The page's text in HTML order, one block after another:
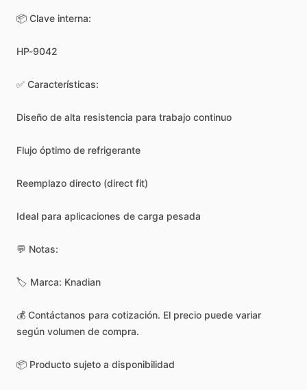
📦 Clave interna:
HP-9042
✅ Características:
Diseño de alta resistencia para trabajo continuo
Flujo óptimo de refrigerante
Reemplazo directo (direct fit)
Ideal para aplicaciones de carga pesada
💬 Notas:
🏷️ Marca: Knadian
💰 Contáctanos para cotización. El precio puede variar
según volumen de compra.
📦 Producto sujeto a disponibilidad